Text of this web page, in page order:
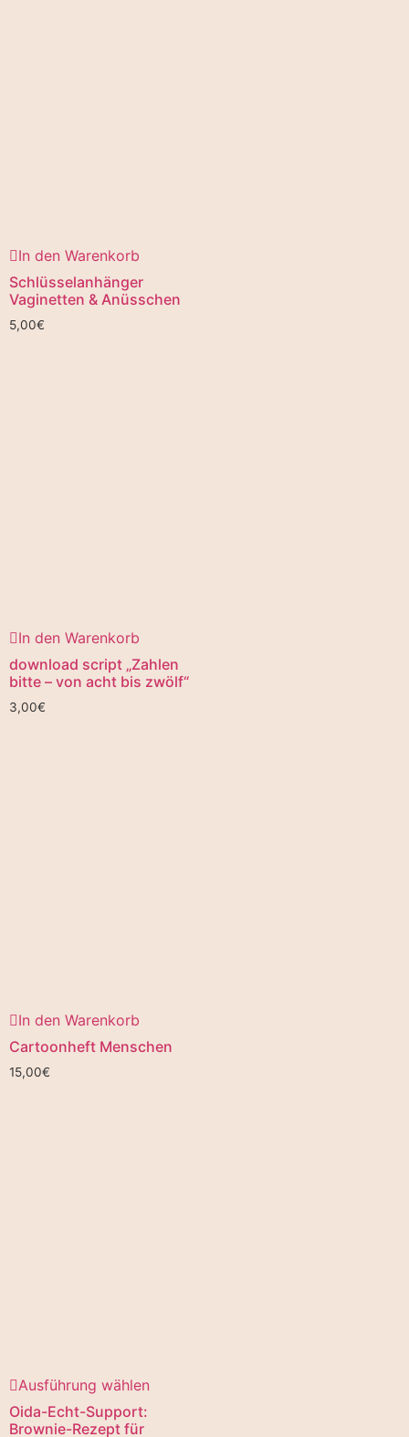
In den Warenkorb
Schlüsselanhänger
Vaginetten & Anüsschen
5,00€
In den Warenkorb
download script „Zahlen
bitte – von acht bis zwölf“
3,00€
In den Warenkorb
Cartoonheft Menschen
15,00€
Ausführung wählen
Oida-Echt-Support:
Brownie-Rezept für